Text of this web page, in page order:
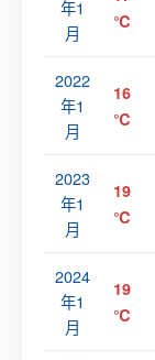
年1
月
℃
2022
年1
月
16
℃
2023
年1
月
19
℃
2024
年1
月
19
℃